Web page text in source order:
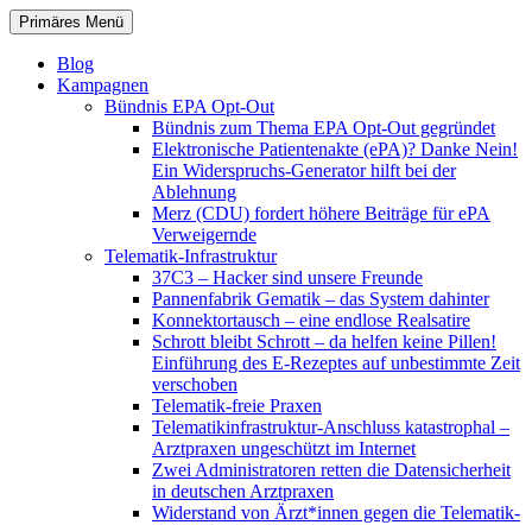
Zum
Inhalt
springen
patientenrechte-datenschutz.de
Suchen
Primäres Menü
Blog
Kampagnen
Bündnis EPA Opt-Out
Bündnis zum Thema EPA Opt-Out gegründet
Elektronische Patientenakte (ePA)? Danke Nein!
Ein Widerspruchs-Generator hilft bei der
Ablehnung
Merz (CDU) fordert höhere Beiträge für ePA
Verweigernde
Telematik-Infrastruktur
37C3 – Hacker sind unsere Freunde
Pannenfabrik Gematik – das System dahinter
Konnektortausch – eine endlose Realsatire
Schrott bleibt Schrott – da helfen keine Pillen!
Einführung des E-Rezeptes auf unbestimmte Zeit
verschoben
Telematik-freie Praxen
Telematikinfrastruktur-Anschluss katastrophal –
Arztpraxen ungeschützt im Internet
Zwei Administratoren retten die Datensicherheit
in deutschen Arztpraxen
Widerstand von Ärzt*innen gegen die Telematik-